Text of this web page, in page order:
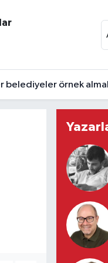
belediyeler örnek